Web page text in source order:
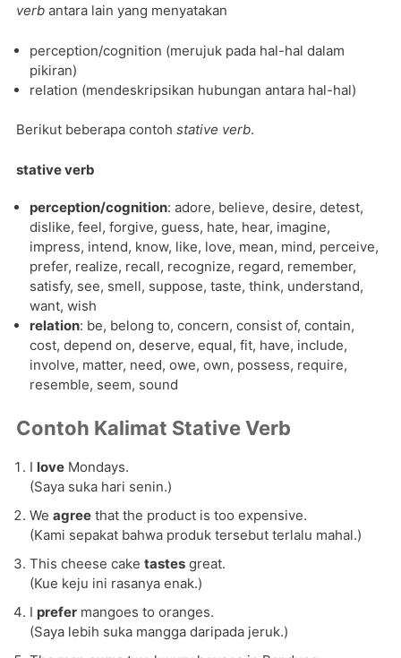
verb antara lain yang menyatakan
perception/cognition (merujuk pada hal-hal dalam
pikiran)
relation (mendeskripsikan hubungan antara hal-hal)
Berikut beberapa contoh stative verb.
stative verb
perception/cognition: adore, believe, desire, detest,
dislike, feel, forgive, guess, hate, hear, imagine,
impress, intend, know, like, love, mean, mind, perceive,
prefer, realize, recall, recognize, regard, remember,
satisfy, see, smell, suppose, taste, think, understand,
want, wish
relation: be, belong to, concern, consist of, contain,
cost, depend on, deserve, equal, fit, have, include,
involve, matter, need, owe, own, possess, require,
resemble, seem, sound
Contoh Kalimat Stative Verb
I love Mondays.
(Saya suka hari senin.)
We agree that the product is too expensive.
(Kami sepakat bahwa produk tersebut terlalu mahal.)
This cheese cake tastes great.
(Kue keju ini rasanya enak.)
I prefer mangoes to oranges.
(Saya lebih suka mangga daripada jeruk.)